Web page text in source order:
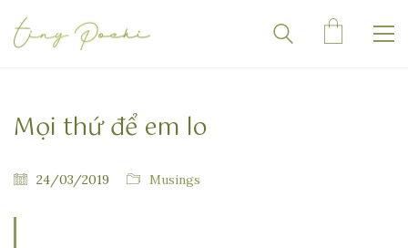
Mọi thứ để em lo
24/03/2019 Musings